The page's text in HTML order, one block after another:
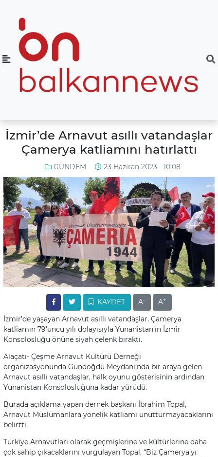
İzmir’de Arnavut asıllı vatandaşlar
Çamerya katliamını hatırlattı
GÜNDEM 23 Haziran 2023 - 10:08
KAYDET A- A+
İzmir’de yaşayan Arnavut asıllı vatandaşlar, Çamerya
katliamın 79’uncu yılı dolayısıyla Yunanistan’ın İzmir
Konsolosluğu önüne siyah çelenk bıraktı.
Alaçatı- Çeşme Arnavut Kültürü Derneği
organizasyonunda Gündoğdu Meydanı’nda bir araya gelen
Arnavut asıllı vatandaşlar, halk oyunu gösterisinin ardından
Yunanistan Konsolosluğuna kadar yürüdü.
Burada açıklama yapan dernek başkanı İbrahim Topal,
Arnavut Müslümanlara yönelik katliamı unutturmayacaklarını
belirtti.
Türkiye Arnavutları olarak geçmişlerine ve kültürlerine daha
çok sahip çıkacaklarını vurgulayan Topal, “Biz Çamerya’yı